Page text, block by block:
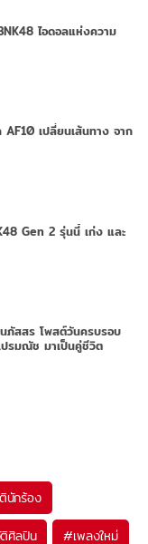
ไอดอลแห่งความ
เปลี่ยนเส้นทาง จาก
Gen 2 รุ่นนี้ เก่ง และ
ภัสสร โพสต์วันครบรอบ
รมณัช มาเป็นคู่ชีวิต
นักร้อง
ศิลปิน #เพลงใหม่